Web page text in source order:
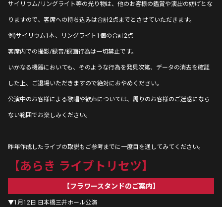
サイリウム/リングライト等の光り物は、他のお客様の鑑賞や演出の妨げとな
りますので、客席への持ち込みは合計2点までとさせていただきます。
例)サイリウム1本、リングライト1個の合計2点
客席内での撮影/録音/録画行為は一切禁止です。
いかなる機器においても、そのような行為を発見次第、データの消去を確認
した上、ご退場いただきますので絶対におやめください。
公演中のお客様による歌唱や歓声については、周りのお客様のご迷惑になら
ない範囲でお楽しみください。
昨年作成したライブの取説もご参考までに一度目を通してみてください。
【あらき ライブトリセツ】
【フラワースタンドのご案内】
▼1月12日 日本橋三井ホール公演